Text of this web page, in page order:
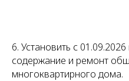
6. Установить с
содержание и ремонт
многоквартирного дома.